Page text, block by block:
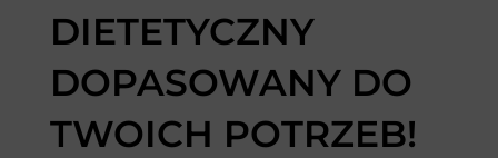
DIETETYCZNY
DOPASOWANY DO
TWOICH POTRZEB!